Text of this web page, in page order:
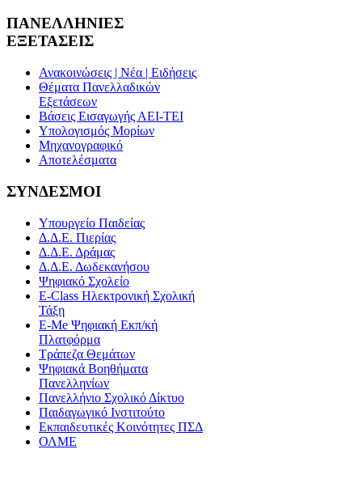
ΠΑΝΕΛΛΗΝΙΕΣ
ΕΞΕΤΑΣΕΙΣ
Ανακοινώσεις | Νέα | Ειδήσεις
Θέματα Πανελλαδικών
Εξετάσεων
Βάσεις Εισαγωγής ΑΕΙ-ΤΕΙ
Υπολογισμός Μορίων
Μηχανογραφικό
Αποτελέσματα
ΣΥΝΔΕΣΜΟΙ
Υπουργείο Παιδείας
Δ.Δ.Ε. Πιερίας
Δ.Δ.Ε. Δράμας
Δ.Δ.Ε. Δωδεκανήσου
Ψηφιακό Σχολείο
E-Class Ηλεκτρονική Σχολική
Τάξη
E-Me Ψηφιακή Εκπ/κή
Πλατφόρμα
Τράπεζα Θεμάτων
Ψηφιακά Βοηθήματα
Πανελληνίων
Πανελλήνιο Σχολικό Δίκτυο
Παιδαγωγικό Ινστιτούτο
Εκπαιδευτικές Κοινότητες ΠΣΔ
ΟΛΜΕ